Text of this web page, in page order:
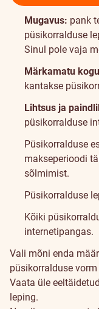
Mugavus: pank
püsikorralduse
Sinul pole vaja
Märkamatu
kantakse
Lihtsus ja
püsikorralduse
Püsikorralduse
makseperioodi
sõlmimist.
Püsikorralduse
Kõiki
internetipangas.
Vali mõni enda
püsikorralduse
Vaata üle
leping.